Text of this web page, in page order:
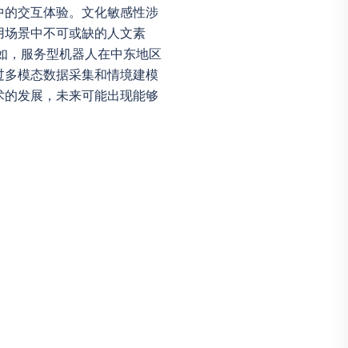
交互体验。文化敏感性涉
景中不可或缺的人文素
，服务型机器人在中东地区
模态数据采集和情境建模
发展，未来可能出现能够